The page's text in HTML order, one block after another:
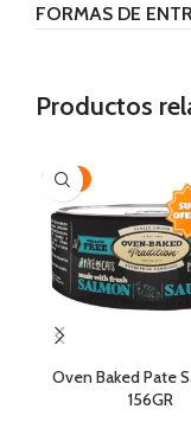
FORMAS DE
Productos
-15%
Oven Baked Pate
156GR